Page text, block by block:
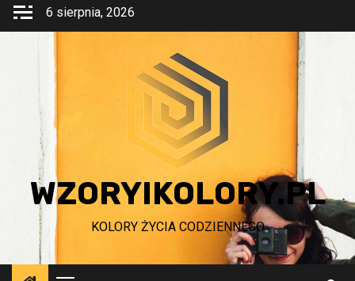
Przejdź
6 sierpnia, 2026
WZORYIKOLORY.PL
KOLORY ŻYCIA CODZIENNEGO